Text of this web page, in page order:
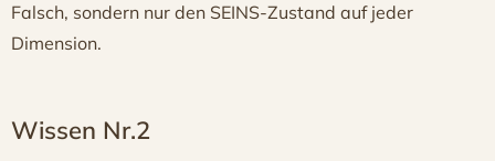
Falsch, sondern nur den SEINS-Zustand auf jeder
Dimension.
Wissen Nr.2